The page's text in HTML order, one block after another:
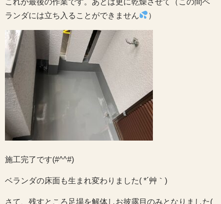
ランダには立ち入ることができません
）
施工完了です(#^^#)
ベランダの床面も生まれ変わりました( *´艸｀)
さて、残すところ足場を解体しお披露目のみとなりました(